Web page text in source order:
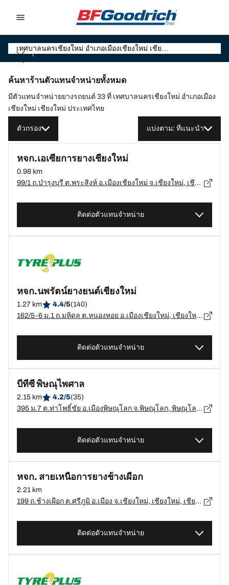
ค้นหาร้านตัวแทนจำหน่ายทั้งหมด
มีตัวแทนจำหน่ายยางรถยนต์ 33 ที่ เทศบาลนครเชียงใหม่ อำเภอเมือง
เชียงใหม่ เชียงใหม่ ประเทศไทย
ตัวกรอง แบ่งตาม: ที่แนะนำ
หจก.เอเซียการยางเชียงใหม่
0.98 km
99/1 ถ.บำรุงบุรี ต.พระสิงห์ อ.เมืองเชียงใหม่ จ.เชียงใหม่, เชียงใหม่ - 50000
ติดต่อตัวแทนจำหน่าย
หจก.นพรัตน์ยางยนต์เชียงใหม่
1.27 km 4.4/5(140)
162/5-6 ม.1 ถ.มหิดล ต.หนองหอย อ.เมืองเชียงใหม่, เชียงใหม่, เชียงใหม่ 50000, เชียงใหม่, เชียงใหม่ - 50000
ติดต่อตัวแทนจำหน่าย
บีทีซี พิษณุไพศาล
2.15 km 4.2/5(35)
395 ม.7 ต.ท่าโพธิ์ชัย อ.เมืองพิษณุโลก จ.พิษณุโลก, พิษณุโลก - 65000
ติดต่อตัวแทนจำหน่าย
หจก. สายเหนือการยางช้างเผือก
2.21 km
199 ถ.ช้างเผือก ต.ศรีภูมิ อ.เมือง จ.เชียงใหม่, เชียงใหม่, เชียงใหม่ 50200, เชียงใหม่, เชียงใหม่ - 50200
ติดต่อตัวแทนจำหน่าย